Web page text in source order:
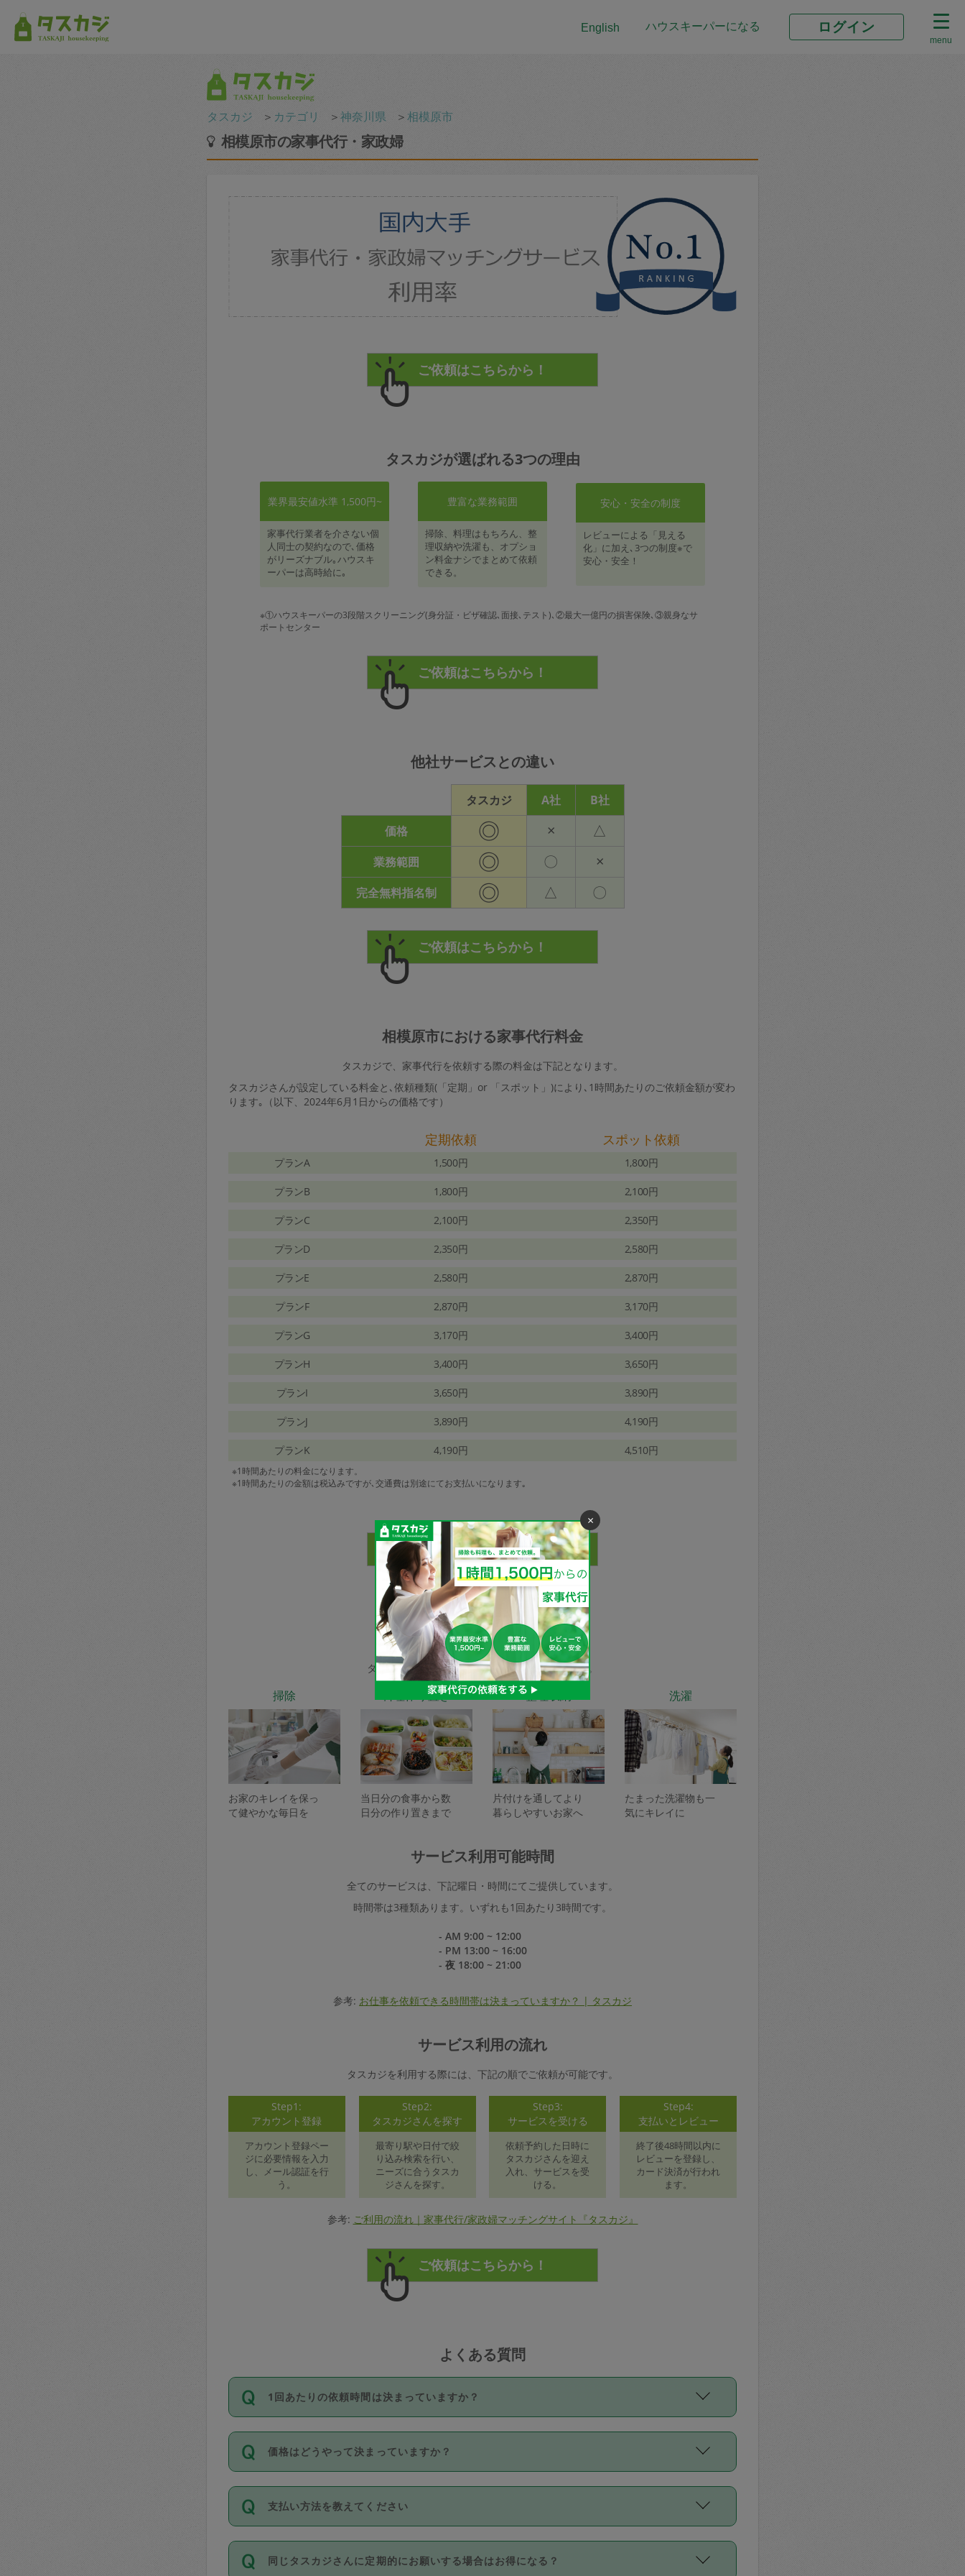
English ハウスキーパーになる ログイン
menu
タスカジ ＞ カテゴリ ＞神奈川県 ＞相模原市
相模原市の家事代行・家政婦
タスカジが選ばれる3つの理由
業界最安値水準 1,500円~
家事代行業者を介さない個
人同士の契約なので､価格
がリーズナブル｡ハウスキ
ーパーは高時給に｡
豊富な業務範囲
掃除、料理はもちろん、整
理収納や洗濯も、オプショ
ン料金ナシでまとめて依頼
できる。
安心・安全の制度
レビューによる「見える
化」に加え､3つの制度※で
安心・安全！
※①ハウスキーパーの3段階スクリーニング(身分証・ビザ確認､面接､テスト)､②最大一億円の損害保険､③親身なサ
ポートセンター
他社サービスとの違い
タスカジ A社
B社
価格
◎ × △
業務範囲 ◎ 〇 ×
完全無料指名制 ◎ △ 〇
相模原市における家事代行料金
タスカジで、家事代行を依頼する際の料金は下記となります。
タスカジさんが設定している料金と､依頼種類(「定期」or 「スポット」)により､1時間あたりのご依頼金額が変わ
ります｡（以下、2024年6月1日からの価格です）
定期依頼 スポット依頼
プランA 1,500円 1,800円
プランB 1,800円 2,100円
プランC 2,100円 2,350円
プランD 2,350円 2,580円
プランE 2,580円 2,870円
プランF 2,870円 3,170円
プランG 3,170円 3,400円
プランH 3,400円 3,650円
プランI 3,650円 3,890円
プランJ 3,890円 4,190円
プランK 4,190円 4,510円
※1時間あたりの料金になります。
※1時間あたりの金額は税込みですが､交通費は別途にてお支払いになります｡
家事代行サービスの種類
タスカジで依頼できるサービスは下記となります。
掃除
お家のキレイを保っ
て健やかな毎日を
料理作り置き
当日分の食事から数
日分の作り置きまで
整理収納
片付けを通してより
暮らしやすいお家へ
洗濯
たまった洗濯物も一
気にキレイに
サービス利用可能時間
全てのサービスは、下記曜日・時間にてご提供しています。
時間帯は3種類あります。いずれも1回あたり3時間です。
- AM 9:00 ~ 12:00
- PM 13:00 ~ 16:00
- 夜 18:00 ~ 21:00
参考: お仕事を依頼できる時間帯は決まっていますか？ | タスカジ
サービス利用の流れ
タスカジを利用する際には、下記の順でご依頼が可能です。
Step1:
アカウント登録
アカウント登録ペー
ジに必要情報を入力
し、メール認証を行
う。
Step2:
タスカジさんを探す
最寄り駅や日付で絞
り込み検索を行い、
ニーズに合うタスカ
ジさんを探す。
Step3:
サービスを受ける
依頼予約した日時に
タスカジさんを迎え
入れ、サービスを受
ける。
Step4:
支払いとレビュー
終了後48時間以内に
レビューを登録し、
カード決済が行われ
ます。
参考: ご利用の流れ｜家事代行/家政婦マッチングサイト『タスカジ』
よくある質問
1回あたりの依頼時間は決まっていますか？
依頼1回につき3時間固定です。3時間を超えて依頼したい場合は、延長機能をご利用くださ
い。機能をご利用いただくには、タスカジさんに事前に相談し、合意の上事前申請すること
が必要です。なお、3時間を下回っても、値引き等はございません。
価格はどうやって決まっていますか？
11種類の価格帯の中からタスカジさん自身が価格を選んで設定しています。
タスカジさんの価格設定には最初は制限があり、レビュー件数、レビューの平均値、などで
除々に設定可能な最高額が上がっていく仕組みになっています。
支払い方法を教えてください
お支払方法はクレジットカード（Visa／Master／JCB／AMERICAN EXPRESS／Diners
Club）のみとなります。
同じタスカジさんに定期的にお願いする場合はお得になる？
×